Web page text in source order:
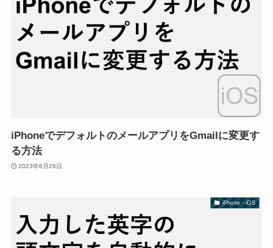
iPhoneでデフォルトのメールアプリをGmailに変更す
る方法
2023年6月26日
iPhone・iOS